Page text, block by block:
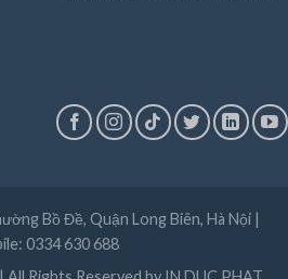
Bồ Đề, Quận Long Biên, Hà Nội |
0334 630 688